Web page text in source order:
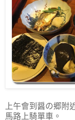
上午會到醤の郷附
馬路上騎單車。